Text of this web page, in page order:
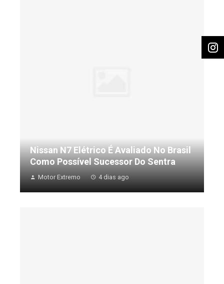
Nissan N7 Elétrico É Avaliado No Brasil
Como Possível Sucessor Do Sentra
Motor Extremo 4 dias ago